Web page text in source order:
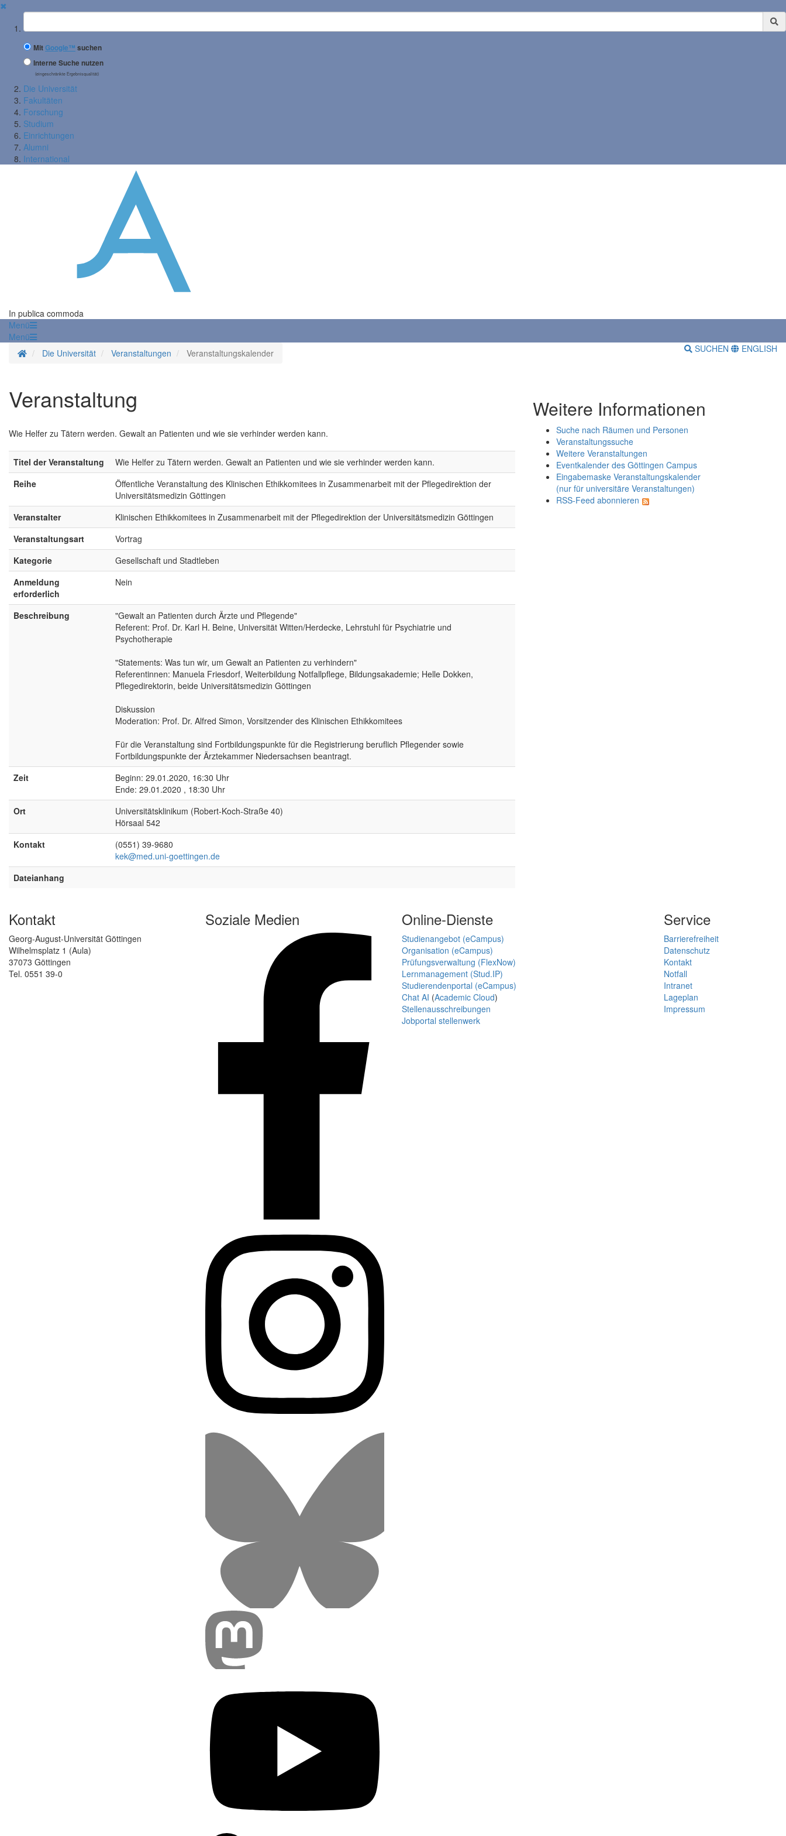
✖
Suchbegriff
MitGoogle™ suchen
Interne Suche nutzen
(eingeschränkte Ergebnisqualität)
Die Universität
Fakultäten
Forschung
Studium
Einrichtungen
Alumni
International
In publica commoda
Menü
Menü
StartseiteDie Universität Veranstaltungen Veranstaltungskalender SUCHEN ENGLISH
Veranstaltung
Wie Helfer zu Tätern werden. Gewalt an Patienten und wie sie verhinder werden kann.
Titel der Veranstaltung
Wie Helfer zu Tätern werden. Gewalt an Patienten und wie sie verhinder werden kann.
Reihe
Öffentliche Veranstaltung des Klinischen Ethikkomitees in Zusammenarbeit mit der Pflegedirektion der
Universitätsmedizin Göttingen
Veranstalter
Klinischen Ethikkomitees in Zusammenarbeit mit der Pflegedirektion der Universitätsmedizin Göttingen
Veranstaltungsart
Vortrag
Kategorie
Gesellschaft und Stadtleben
Anmeldung
erforderlich
Nein
Beschreibung
"Gewalt an Patienten durch Ärzte und Pflegende"
Referent: Prof. Dr. Karl H. Beine, Universität Witten/Herdecke, Lehrstuhl für Psychiatrie und
Psychotherapie
"Statements: Was tun wir, um Gewalt an Patienten zu verhindern"
Referentinnen: Manuela Friesdorf, Weiterbildung Notfallpflege, Bildungsakademie; Helle Dokken,
Pflegedirektorin, beide Universitätsmedizin Göttingen
Diskussion
Moderation: Prof. Dr. Alfred Simon, Vorsitzender des Klinischen Ethikkomitees
Für die Veranstaltung sind Fortbildungspunkte für die Registrierung beruflich Pflegender sowie
Fortbildungspunkte der Ärztekammer Niedersachsen beantragt.
Zeit
Beginn: 29.01.2020, 16:30 Uhr
Ende: 29.01.2020 , 18:30 Uhr
Ort
Universitätsklinikum (Robert-Koch-Straße 40)
Hörsaal 542
Kontakt
(0551) 39-9680
kek@med.uni-goettingen.de
Dateianhang
Weitere Informationen
Suche nach Räumen und Personen
Veranstaltungssuche
Weitere Veranstaltungen
Eventkalender des Göttingen Campus
Eingabemaske Veranstaltungskalender
(nur für universitäre Veranstaltungen)
RSS-Feed abonnieren
Kontakt
Georg-August-Universität Göttingen
Wilhelmsplatz 1 (Aula)
37073 Göttingen
Tel. 0551 39-0
Soziale Medien Online-Dienste
Studienangebot (eCampus)
Organisation (eCampus)
Prüfungsverwaltung (FlexNow)
Lernmanagement (Stud.IP)
Studierendenportal (eCampus)
Chat AI (Academic Cloud)
Stellenausschreibungen
Jobportal stellenwerk
Service
Barrierefreiheit
Datenschutz
Kontakt
Notfall
Intranet
Lageplan
Impressum